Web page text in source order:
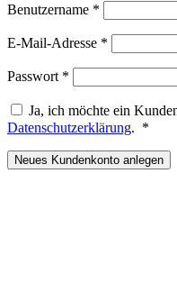
Benutzername *
E-Mail-Adresse *
Passwort *
Ja, ich möchte ein
Datenschutzerklärung. *
Neues Kundenkonto anlegen